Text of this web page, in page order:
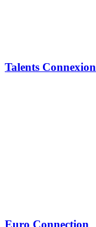
Talents Connexion
Euro Connection